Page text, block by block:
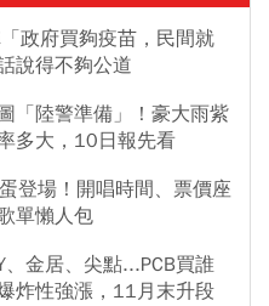
政府買夠疫苗，民間就
說得不夠公道
「陸警準備」！豪大雨紫
多大，10日報先看
登場！開唱時間、票價座
單懶人包
金居、尖點...PCB買誰
炸性強漲，11月末升段